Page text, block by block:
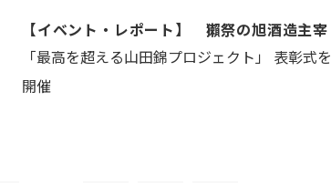
【イベント・レポート】 獺祭の旭酒造主宰
「最高を超える山田錦プロジェクト」 表彰式を
開催